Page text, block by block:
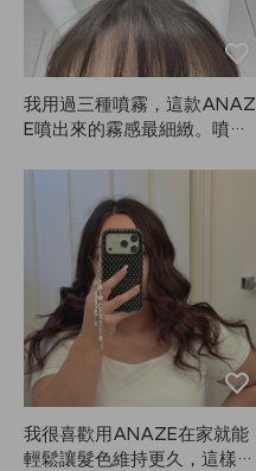
我用過三種噴霧，這款ANAZ
E噴出來的霧感最細緻。噴的
好）。我其實噴得滿多的，雖
然定型力不是特別強，但固定
效果還算適中，我覺得可以。
之前網購過日本噴霧，用完頭
髮受損，洗完頭還是覺得怪怪
的，所以換成了美髮師用的產
品。這是我第一次用ANAZ
E，用完就來寫心得。如果效
果一直不錯，我會繼續用！
（照片是早上噴完4小時後，
有點亂了）
我很喜歡用ANAZE在家就能
輕鬆讓髮色維持更久，這樣就